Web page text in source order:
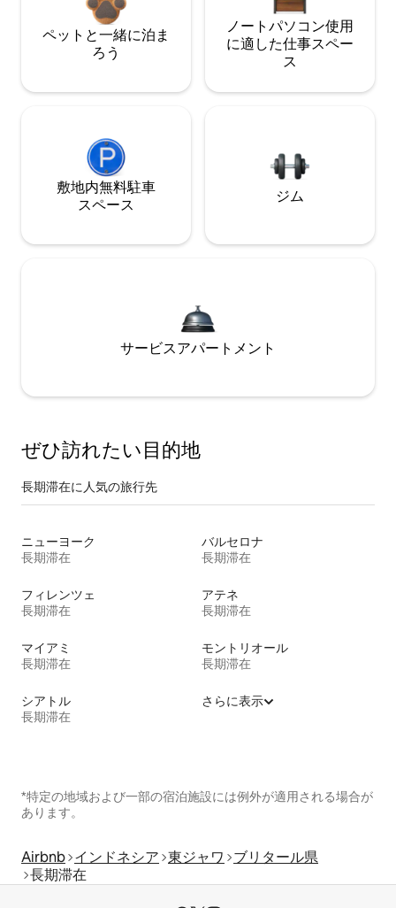
ペットと一緒に泊ま
ろう
ノートパソコン使用
に適した仕事スペー
ス
敷地内無料駐⁠車
ス⁠ペ⁠ー⁠ス
ジム
サービスアパートメント
ぜひ訪⁠れ⁠た⁠い目⁠的⁠地
長期滞在に人気の旅行先
ニューヨーク
長期滞在
バルセロナ
長期滞在
フィレンツェ
長期滞在
アテネ
長期滞在
マイアミ
長期滞在
モントリオール
長期滞在
シアトル
長期滞在
さらに表示
*特定の地域および一部の宿泊施設には例外が適用される場合が
あります。
Airbnb インドネシア 東ジャワ
ブリタール県
長期滞在